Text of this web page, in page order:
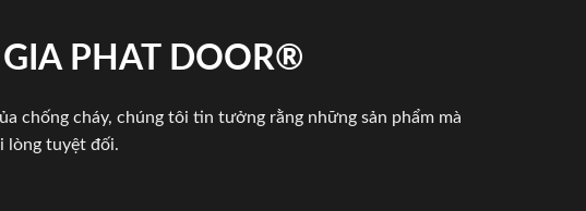
PHAT DOOR®
chống cháy, chúng tôi tin tưởng rằng những sản phẩm mà
lòng tuyệt đối.